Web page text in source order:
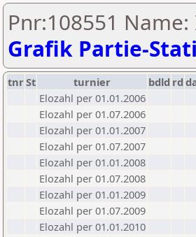
Pnr:108551
Grafik Partie-
tnrSt turnier bdld rd
Elozahl per 01.01.2006
Elozahl per 01.07.2006
Elozahl per 01.01.2007
Elozahl per 01.07.2007
Elozahl per 01.01.2008
Elozahl per 01.07.2008
Elozahl per 01.01.2009
Elozahl per 01.07.2009
Elozahl per 01.01.2010